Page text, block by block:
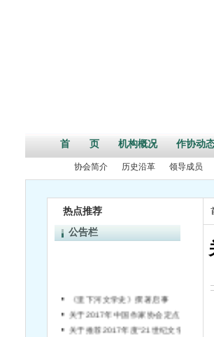
首 页 机构概况 作协动
协会简介 历史沿革 领导成员
热点推荐
公告栏
《里下河文学史》撰著启事